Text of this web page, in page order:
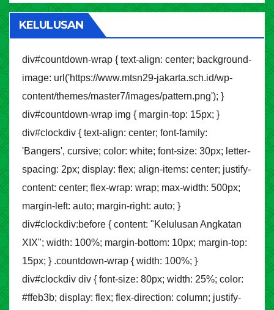
KELULUSAN
div#countdown-wrap { text-align: center; background-
image: url('https://www.mtsn29-jakarta.sch.id/wp-
content/themes/master7/images/pattern.png'); }
div#countdown-wrap img { margin-top: 15px; }
div#clockdiv { text-align: center; font-family:
'Bangers', cursive; color: white; font-size: 30px; letter-
spacing: 2px; display: flex; align-items: center; justify-
content: center; flex-wrap: wrap; max-width: 500px;
margin-left: auto; margin-right: auto; }
div#clockdiv:before { content: "Kelulusan Angkatan
XIX"; width: 100%; margin-bottom: 10px; margin-top:
15px; } .countdown-wrap { width: 100%; }
div#clockdiv div { font-size: 80px; width: 25%; color:
#ffeb3b; display: flex; flex-direction: column; justify-